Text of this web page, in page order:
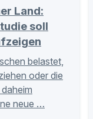
Land:
soll
belastet,
oder die
neue …